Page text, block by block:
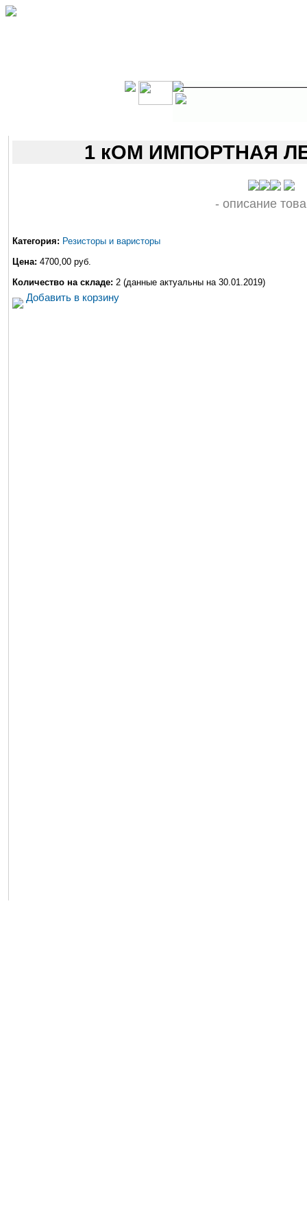
1 кОМ ИМПОРТНАЯ
- описание
Категория: Резисторы и варисторы
Цена: 4700,00 руб.
Количество на складе: 2 (данные актуальны на 30.01.2019)
Добавить в корзину